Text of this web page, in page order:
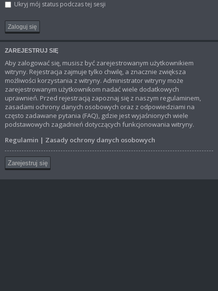
Ukryj mój status podczas tej sesji
ZAREJESTRUJ SIĘ
Aby zalogować się, musisz być zarejestrowanym użytkownikiem
witryny. Rejestracja zajmuje tylko chwilę, a znacznie zwiększa
możliwości korzystania z witryny. Administrator witryny może
zarejestrowanym użytkownikom nadać wiele dodatkowych
uprawnień. Przed rejestracją zapoznaj się z naszym regulaminem,
zasadami ochrony danych osobowych oraz z odpowiedziami na
często zadawane pytania (FAQ), gdzie jest wyjaśnionych wiele
podstawowych zagadnień dotyczących funkcjonowania witryny.
Regulamin | Zasady ochrony danych osobowych
Zarejestruj się